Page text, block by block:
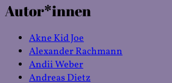
Kategorien
Autor*innen
Akne Kid Joe
Alexander Rachmann
Andii Weber
Andreas Dietz